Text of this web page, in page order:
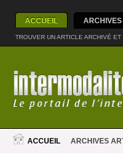
ACCUEIL ARCHIVES
TROUVER UN ARTICLE ARCHIVÉ
ACCUEIL ARCHIVES